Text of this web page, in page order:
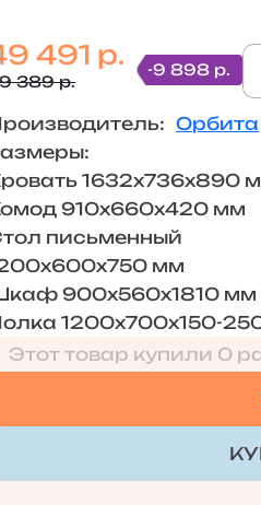
491 р.
389 р.
-9 898 р.
Орбита
1632х736х890
910х660х420 мм
письменный
мм
900х560х1810 мм
1200х700х150-
Этот товар купили 0